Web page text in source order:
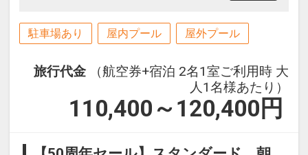
駐車場あり 屋内プール 屋外プール
旅行代金
（航空券+宿泊 2名1室ご利用時 大
人1名様あたり）
110,400～120,400 円